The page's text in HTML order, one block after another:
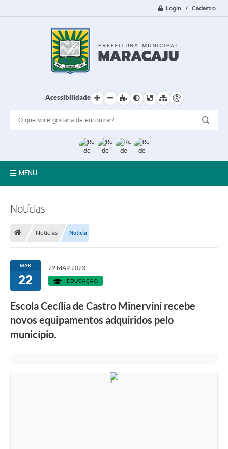
Login / Cadastro
Acessibilidade
MENU
LGPD
Licitações
Transparência
Publicações
Notícias
Notícias Notícia
MAR
22
22 MAR 2023
EDUCAÇÃO
Escola Cecília de Castro Minervini recebe
novos equipamentos adquiridos pelo
município.